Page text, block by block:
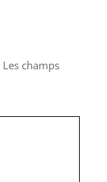
Les champs